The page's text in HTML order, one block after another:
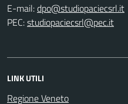
E-mail:
PEC:
LINK UTILI
Regione Veneto